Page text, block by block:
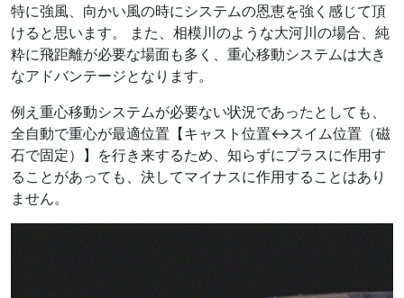
特に強風、向かい風の時にシステムの恩恵を強く感じて頂
けると思います。 また、相模川のような大河川の場合、純
粋に飛距離が必要な場面も多く、重心移動システムは大き
なアドバンテージとなります。
例え重心移動システムが必要ない状況であったとしても、
全自動で重心が最適位置【キャスト位置↔スイム位置（磁
石で固定）】を行き来するため、知らずにプラスに作用す
ることがあっても、決してマイナスに作用することはあり
ません。